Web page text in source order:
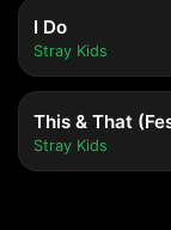
I Do
Stray Kids
This & That
Stray Kids